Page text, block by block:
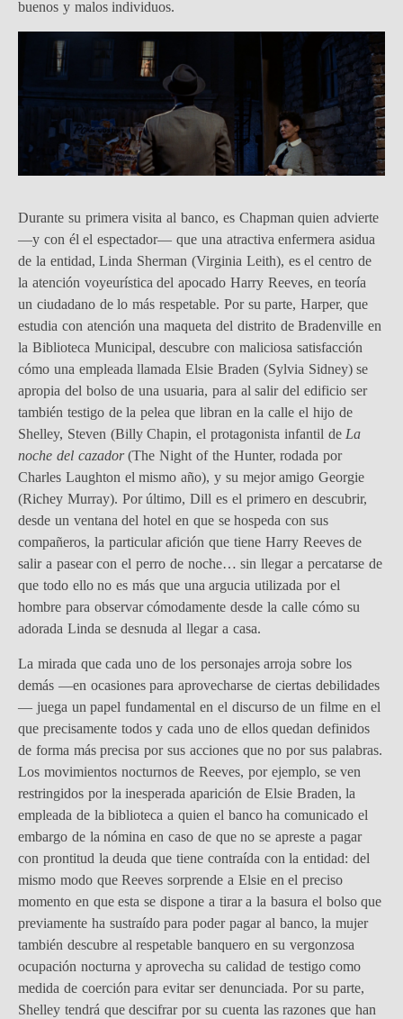
buenos y malos individuos.
Durante su primera visita al banco, es Chapman quien advierte
—y con él el espectador— que una atractiva enfermera asidua
de la entidad, Linda Sherman (Virginia Leith), es el centro de
la atención voyeurística del apocado Harry Reeves, en teoría
un ciudadano de lo más respetable. Por su parte, Harper, que
estudia con atención una maqueta del distrito de Bradenville en
la Biblioteca Municipal, descubre con maliciosa satisfacción
cómo una empleada llamada Elsie Braden (Sylvia Sidney) se
apropia del bolso de una usuaria, para al salir del edificio ser
también testigo de la pelea que libran en la calle el hijo de
Shelley, Steven (Billy Chapin, el protagonista infantil de La
noche del cazador(The Night of the Hunter, rodada por
Charles Laughton el mismo año), y su mejor amigo Georgie
(Richey Murray). Por último, Dill es el primero en descubrir,
desde un ventana del hotel en que se hospeda con sus
compañeros, la particular afición que tiene Harry Reeves de
salir a pasear con el perro de noche… sin llegar a percatarse de
que todo ello no es más que una argucia utilizada por el
hombre para observar cómodamente desde la calle cómo su
adorada Linda se desnuda al llegar a casa.
La mirada que cada uno de los personajes arroja sobre los
demás —en ocasiones para aprovecharse de ciertas debilidades
— juega un papel fundamental en el discurso de un filme en el
que precisamente todos y cada uno de ellos quedan definidos
de forma más precisa por sus acciones que no por sus palabras.
Los movimientos nocturnos de Reeves, por ejemplo, se ven
restringidos por la inesperada aparición de Elsie Braden, la
empleada de la biblioteca a quien el banco ha comunicado el
embargo de la nómina en caso de que no se apreste a pagar
con prontitud la deuda que tiene contraída con la entidad: del
mismo modo que Reeves sorprende a Elsie en el preciso
momento en que esta se dispone a tirar a la basura el bolso que
previamente ha sustraído para poder pagar al banco, la mujer
también descubre al respetable banquero en su vergonzosa
ocupación nocturna y aprovecha su calidad de testigo como
medida de coerción para evitar ser denunciada. Por su parte,
Shelley tendrá que descifrar por su cuenta las razones que han